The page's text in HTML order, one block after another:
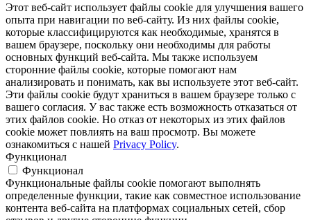
Этот веб-сайт использует файлы cookie для улучшения вашего
опыта при навигации по веб-сайту. Из них файлы cookie,
которые классифицируются как необходимые, хранятся в
вашем браузере, поскольку они необходимы для работы
основных функций веб-сайта. Мы также используем
сторонние файлы cookie, которые помогают нам
анализировать и понимать, как вы используете этот веб-сайт.
Эти файлы cookie будут храниться в вашем браузере только с
вашего согласия. У вас также есть возможность отказаться от
этих файлов cookie. Но отказ от некоторых из этих файлов
cookie может повлиять на ваш просмотр. Вы можете
ознакомиться с нашей Privacy Policy.
Функционал
Функционал
Функциональные файлы cookie помогают выполнять
определенные функции, такие как совместное использование
контента веб-сайта на платформах социальных сетей, сбор